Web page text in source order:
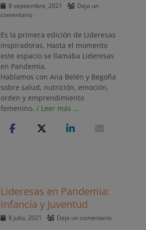
Publicado
el
8 septiembre, 2021
Deja un
comentario
Es la primera edición de Lideresas
inspiradoras. Hasta el momento
este espacio se llamaba Lideresas
en Pandemia.
Hablamos con Ana Belén y Begoña
sobre salud, nutrición, emoción,
orden y emprendimiento
femenino. / Leer más …
Lideresas en Pandemia:
Infancia y Juventud
Publicado
8 julio, 2021 Deja un comentario